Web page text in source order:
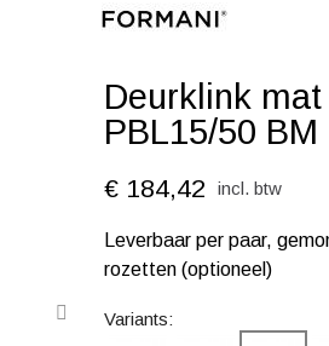
Deurklink
PBL15/50 BM
€ 184,42 incl. btw
Leverbaar per paar,
rozetten (optioneel)
Variants: